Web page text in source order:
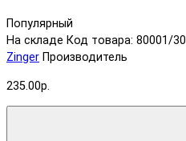
Популярный
На складе Код товара: 80001/30
Zinger Производитель
235.00р.